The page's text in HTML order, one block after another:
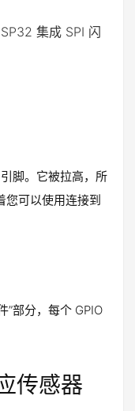
集成 SPI 闪
脚。它被拉高，所
您可以使用连接到
”部分，每个 GPIO
传感器